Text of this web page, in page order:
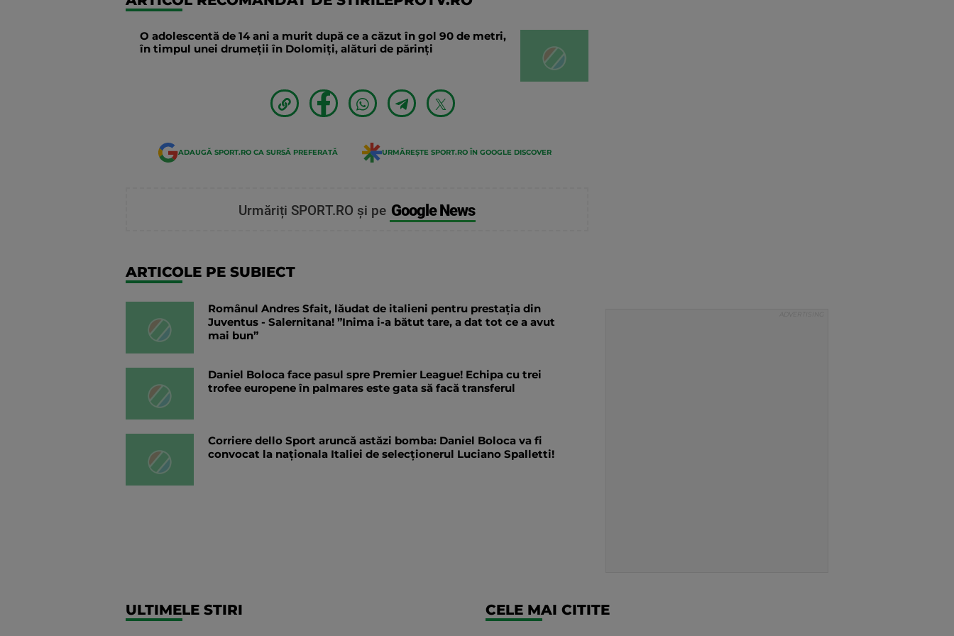
O adolescentă de 14 ani a murit după ce a căzut în gol 90 de metri,
în timpul unei drumeții în Dolomiți, alături de părinți
ADAUGĂ SPORT.RO CA SURSĂ PREFERATĂ URMĂREȘTE SPORT.RO ÎN GOOGLE DISCOVER
Urmăriți SPORT.RO și pe Google News
ARTICOLE PE SUBIECT
Românul Andres Sfait, lăudat de italieni pentru prestația din
Juventus - Salernitana! ”Inima i-a bătut tare, a dat tot ce a avut
mai bun”
Daniel Boloca face pasul spre Premier League! Echipa cu trei
trofee europene în palmares este gata să facă transferul
Corriere dello Sport aruncă astăzi bomba: Daniel Boloca va fi
convocat la naționala Italiei de selecționerul Luciano Spalletti!
ULTIMELE STIRI CELE MAI CITITE